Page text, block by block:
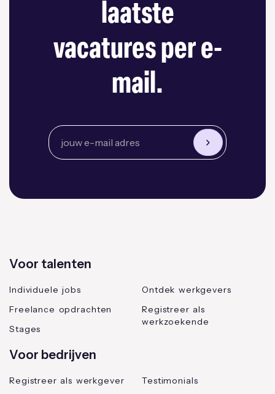
laatste
vacatures per e-
mail.
Voor talenten
Individuele jobs
Freelance opdrachten
Stages
Ontdek werkgevers
Registreer als
werkzoekende
Voor bedrijven
Registreer als werkgever
Testimonials